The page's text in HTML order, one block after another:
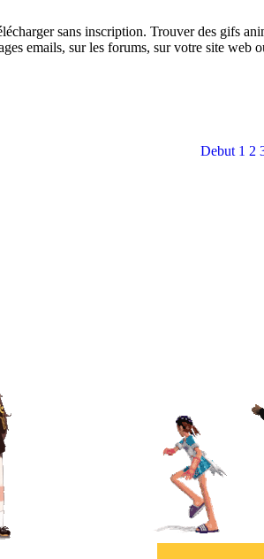
sans inscription. Trouver des gifs
emails, sur les forums, sur votre site
Debut 1 2